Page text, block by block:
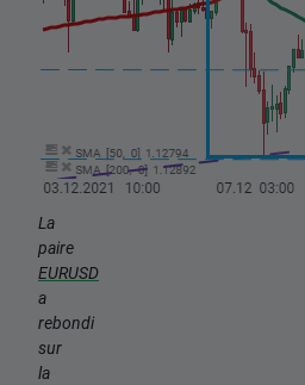
La
paire
EURUSD
a
rebondi
sur
la